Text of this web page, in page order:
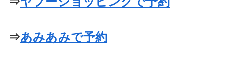
⇒あみあみで予約